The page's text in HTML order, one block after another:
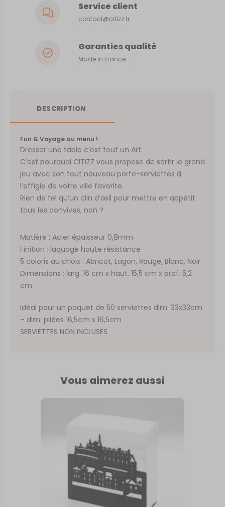
Service client
contact@citizz.fr
Garanties qualité
Made in France
DESCRIPTION
Fun & Voyage au menu !
Dresser une table c’est tout un Art.
C’est pourquoi CITIZZ vous propose de sortir le grand
jeu avec son tout nouveau porte-serviettes à
l’effigie de votre ville favorite.
Rien de tel qu’un clin d’œil pour mettre en appétit
tous les convives, non ?
Matière : Acier épaisseur 0,8mm
Finition : laquage haute résistance
5 coloris au choix : Abricot, Lagon, Rouge, Blanc, Noir
Dimensions : larg. 16 cm x haut. 15,5 cm x prof. 5,2
cm
Idéal pour un paquet de 50 serviettes dim. 33x33cm
– dim. pliées 16,5cm x 16,5cm
SERVIETTES NON INCLUSES
Vous aimerez aussi